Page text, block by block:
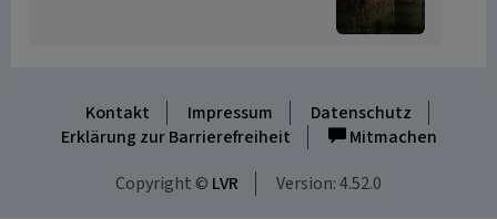
Kontakt Impressum
Datenschutz
Erklärung zur Barrierefreiheit
Mitmachen
Copyright © LVR Version: 4.52.0